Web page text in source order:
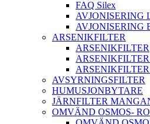
FAQ Silex
AVJONISERING
AVJONISERING
ARSENIKFILTER
ARSENIKFILTER
AVSYRNINGSFILTER
HUMUSJONBYTARE
JÄRNFILTER
OMVÄND OSMOS- RO